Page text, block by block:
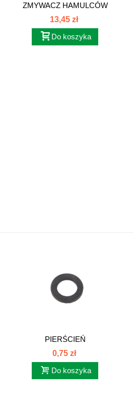
ZMYWACZ HAMULCÓW
600ml...
13,45 zł
Do koszyka
PIERŚCIEŃ
USZCZELNIAJĄCY
POKRYWY...
0,75 zł
Do koszyka